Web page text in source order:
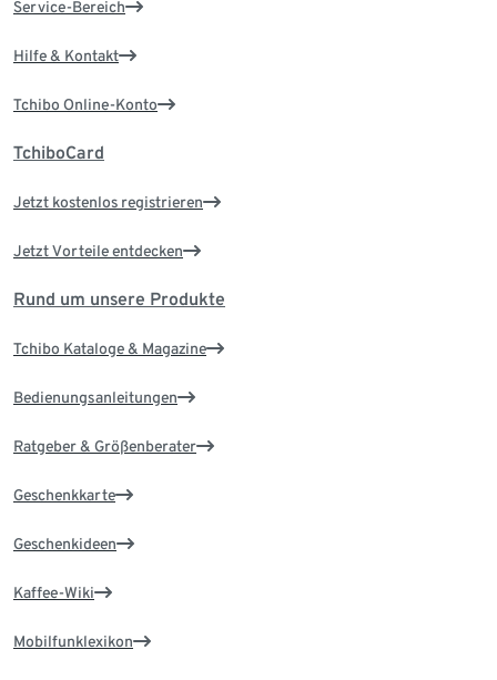
Service-Bereich
Hilfe & Kontakt
Tchibo Online-Konto
TchiboCard
Jetzt kostenlos registrieren
Jetzt Vorteile entdecken
Rund um unsere Produkte
Tchibo Kataloge & Magazine
Bedienungsanleitungen
Ratgeber & Größenberater
Geschenkkarte
Geschenkideen
Kaffee-Wiki
Mobilfunklexikon